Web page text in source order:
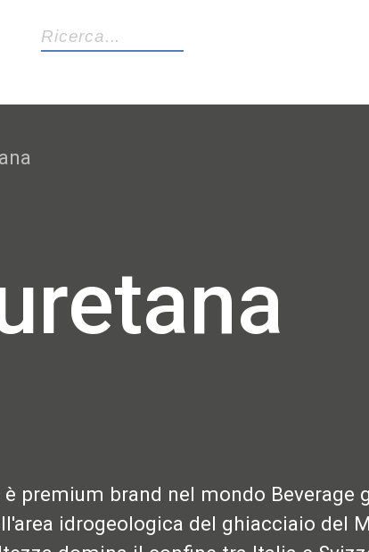
è premium brand nel mondo Beverage
idrogeologica del ghiacciaio del